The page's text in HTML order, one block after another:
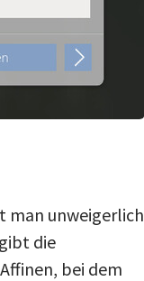
man unweigerlich
die
bei dem